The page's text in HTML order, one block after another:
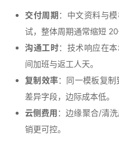
交付周期：中文资料与
试，整体周期通常缩短
沟通工时：技术响应在
间加班与返工人天。
复制效率：同一模板复
差异字段，边际成本低。
云侧费用：边缘聚合/清
销更可控。